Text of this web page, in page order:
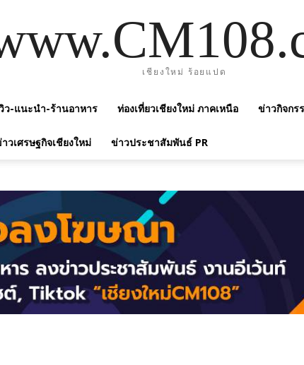
เชียงใหม่ ร้อยแปด
ว-แนะนำ-ร้านอาหาร ท่องเที่ยวเชียงใหม่ ภาคเหนือ ข่าวกิจกร
วเศรษฐกิจเชียงใหม่ ข่าวประชาสัมพันธ์ PR